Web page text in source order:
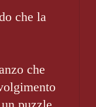
che la
che